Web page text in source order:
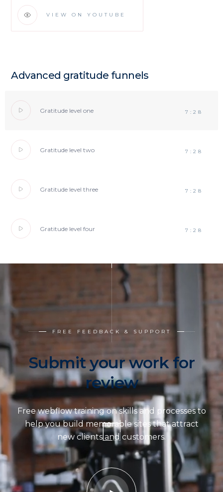
Advanced gratitude funnels
Gratitude level one 7:28
Gratitude level two 7:28
Gratitude level three 7:28
Gratitude level four 7:28
VIEW ON YOUTUBE
FREE FEEDBACK & SUPPORT
Submit your work for
review
Free webflow training on skills and processes to
help you build memorable sites that attract
new clients and customers.